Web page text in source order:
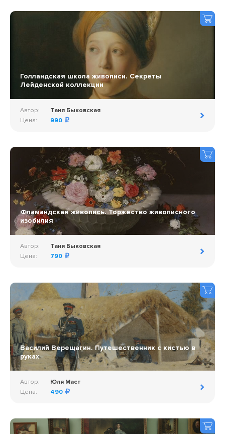
Голландская школа живописи. Секреты
Лейденской коллекции
Автор:
Таня Быковская
Цена:
990
Фламандская живопись. Торжество живописного
изобилия
Автор:
Таня Быковская
Цена:
790
Василий Верещагин. Путешественник с кистью в
руках
Автор:
Юля Маст
Цена:
490